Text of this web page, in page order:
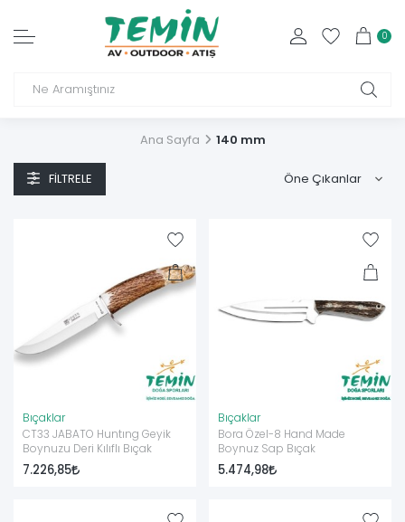
0
Ana Sayfa 140 mm
FILTRELE
Bıçaklar
CT33 JABATO Huntıng Geyik
Boynuzu Deri Kılıflı Bıçak
7.226,85
Bıçaklar
Bora Özel-8 Hand Made
Boynuz Sap Bıçak
5.474,98